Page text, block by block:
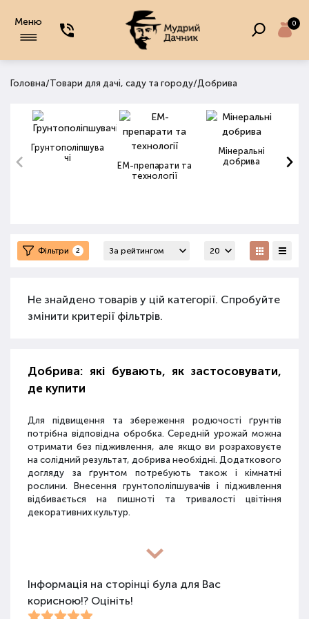
Меню 0
Головна/Товари для дачі, саду та городу/Добрива
Грунтополіпшува
чі
ЕМ-препарати та
технології
Мінеральні
добрива
Фільтри 2
Не знайдено товарів у цій категорії. Спробуйте
змінити критерії фільтрів.
Добрива: які бувають, як застосовувати,
де купити
Для підвищення та збереження родючості ґрунтів
потрібна відповідна обробка. Середній урожай можна
отримати без підживлення, але якщо ви розраховуєте
на солідний результат, добрива необхідні. Додаткового
догляду за ґрунтом потребують також і кімнатні
рослини. Внесення грунтополіпшувачів і підживлення
відбивається на пишноті та тривалості цвітіння
декоративних культур.
Різновиди засобів для покращення
Для покращення поживних якостей ґрунту
використовуються різні види засобів: мінеральні
Інформація на сторінці була для Вас
корисною!? Оцініть!